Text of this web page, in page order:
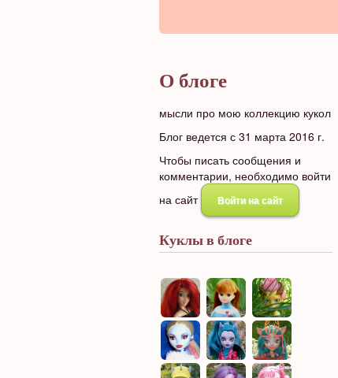
О блоге
мысли про мою коллекцию кукол
Блог ведется с 31 марта 2016 г.
Чтобы писать сообщения и
комментарии, необходимо войти
на сайт
Войти на сайт
Куклы в блоге